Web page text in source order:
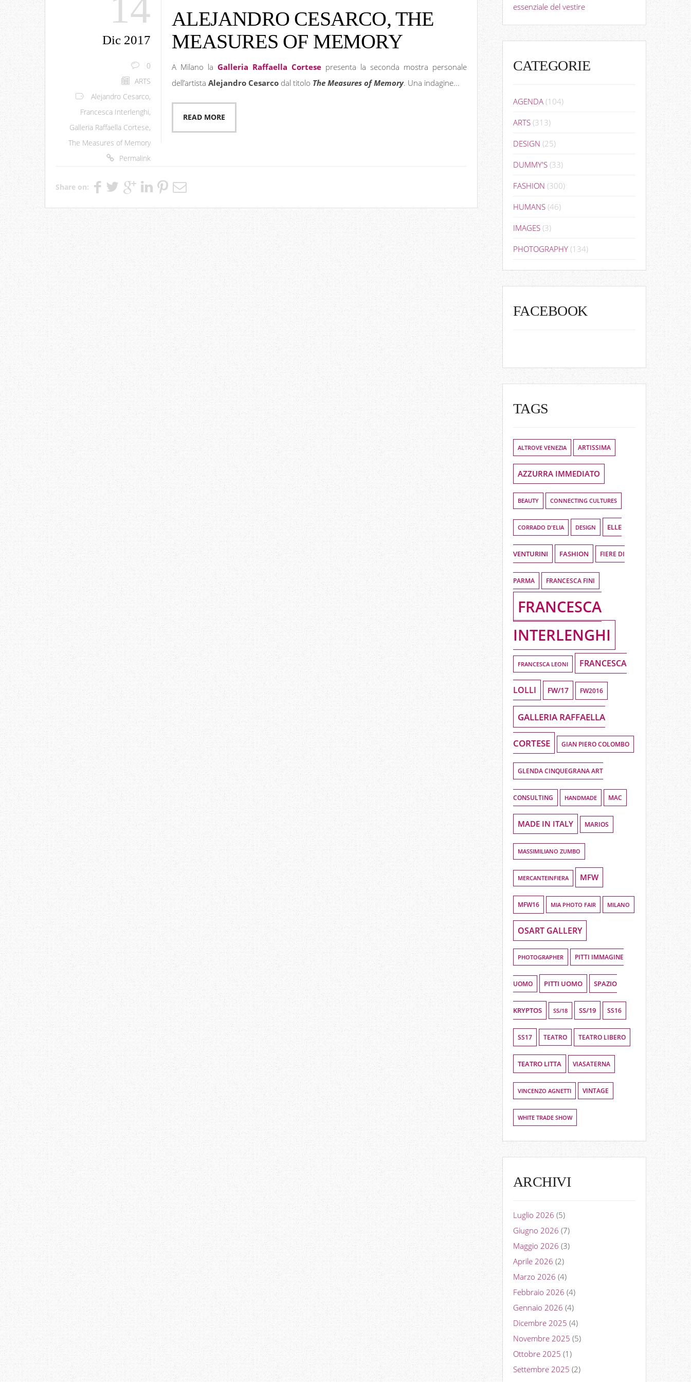
Dic 2017
0
ARTS
Alejandro Cesarco,
Francesca Interlenghi,
Galleria Raffaella Cortese,
The Measures of Memory
Permalink
ALEJANDRO CESARCO, THE
MEASURES OF MEMORY
A Milano laGalleria Raffaella Cortese presenta la seconda mostra personale
dell’artistaAlejandro Cesarco dal titolo The Measures of Memory. Una indagine...
READ MORE
Share on:
essenziale del vestire
CATEGORIE
AGENDA (104)
ARTS (313)
DESIGN (25)
DUMMY'S (33)
FASHION (300)
HUMANS (46)
IMAGES (3)
PHOTOGRAPHY (134)
FACEBOOK
TAGS
ALTROVE VENEZIA ARTISSIMA
AZZURRA IMMEDIATO
BEAUTY CONNECTING CULTURES
CORRADO D'ELIA DESIGN ELLE
VENTURINI FASHION FIERE DI
PARMA FRANCESCA FINI
FRANCESCA
INTERLENGHI
FRANCESCA LEONI FRANCESCA
LOLLI FW/17 FW2016
GALLERIA RAFFAELLA
CORTESE GIAN PIERO COLOMBO
GLENDA CINQUEGRANA ART
CONSULTING HANDMADE MAC
MADE IN ITALY MARIOS
MASSIMILIANO ZUMBO
MERCANTEINFIERA MFW
MFW16 MIA PHOTO FAIR MILANO
OSART GALLERY
PHOTOGRAPHER PITTI IMMAGINE
UOMO PITTI UOMO SPAZIO
KRYPTOS SS/18 SS/19 SS16
SS17 TEATRO TEATRO LIBERO
TEATRO LITTA VIASATERNA
VINCENZO AGNETTI VINTAGE
WHITE TRADE SHOW
ARCHIVI
Luglio 2026 (5)
Giugno 2026 (7)
Maggio 2026 (3)
Aprile 2026 (2)
Marzo 2026 (4)
Febbraio 2026 (4)
Gennaio 2026 (4)
Dicembre 2025 (4)
Novembre 2025 (5)
Ottobre 2025 (1)
Settembre 2025 (2)